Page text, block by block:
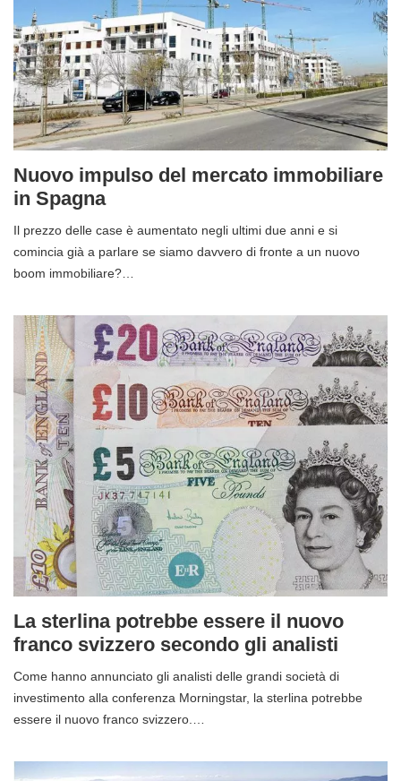
Nuovo impulso del mercato immobiliare
in Spagna
Il prezzo delle case è aumentato negli ultimi due anni e si
comincia già a parlare se siamo davvero di fronte a un nuovo
boom immobiliare?…
La sterlina potrebbe essere il nuovo
franco svizzero secondo gli analisti
Come hanno annunciato gli analisti delle grandi società di
investimento alla conferenza Morningstar, la sterlina potrebbe
essere il nuovo franco svizzero.…